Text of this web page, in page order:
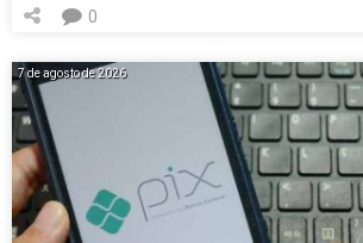
0
7 de agosto de 2026